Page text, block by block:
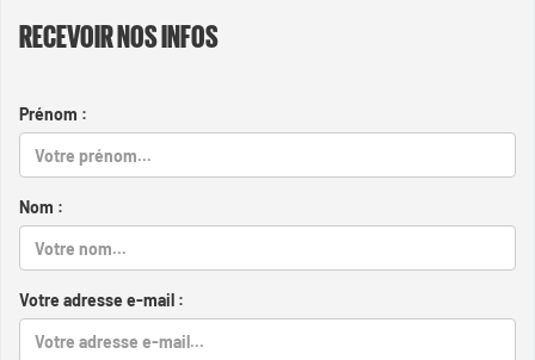
RECEVOIR NOS INFOS
Prénom :
Nom :
Votre adresse e-mail :